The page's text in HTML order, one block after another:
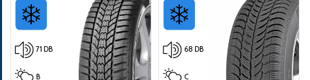
71 DB
B
68 DB
C